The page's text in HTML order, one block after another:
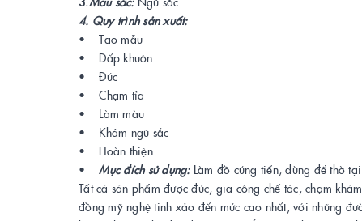
4. Quy trình sản xuất:
• Tạo mẫu
• Dấp khuôn
• Đúc
• Chạm tỉa
• Làm màu
• Khảm ngũ sắc
• Hoàn thiện
•Mục đích sử dụng:Làm đồ cúng tiến, dùng để thờ
Tất cả sản phẩm được đúc, gia công chế tác, chạm
đồng mỹ nghệ tinh xảo đến mức cao nhất, với những